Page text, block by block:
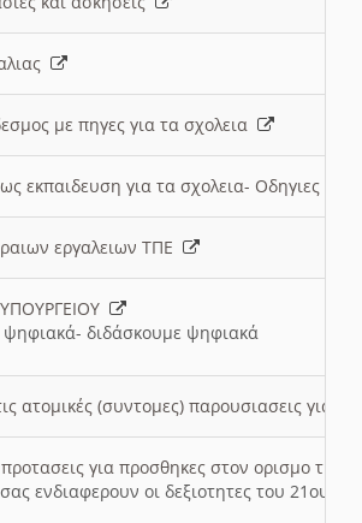
με πηγες για τα σχολεια
εκπαιδευση για τα σχολεια- Οδηγιες
εργαλειων ΤΠΕ
διδάσκουμε ψηφιακά
ατομικές (συντομες) παρουσιασεις για
προτασεις για προσθηκες στον ορισμο
ενδιαφερουν οι δεξιοτητες του 21ου